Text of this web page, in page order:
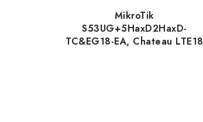
MikroTik
S53UG+5HaxD2HaxD-
TC&EG18-EA, Chateau LTE18